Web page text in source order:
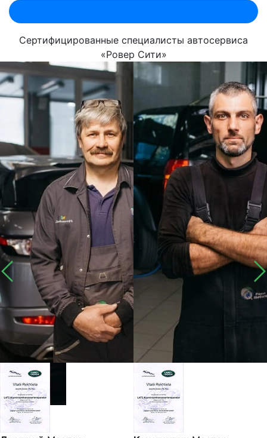
Сертифицированные специалисты автосервиса
«Ровер Сити»